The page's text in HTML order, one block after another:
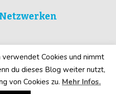
Cookies und nimmt
du dieses Blog weiter nutzt,
von Cookies zu. Mehr Infos.